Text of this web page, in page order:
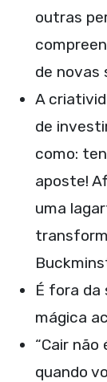
outras
de novas
A
de
como:
aposte!
uma
É fora da
mágica
“Cair
quando